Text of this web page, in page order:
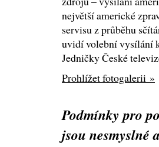
největší americké
servisu z průběhu
uvidí volební vysílání
Jedničky České
Prohlížet fotogalerii »
Podmínky pro
jsou nesmyslné